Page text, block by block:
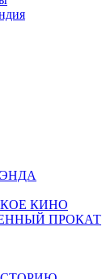
КИНО
ПРОКАТ